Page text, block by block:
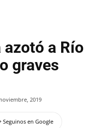
a Río
graves
2019
Seguinos en Google